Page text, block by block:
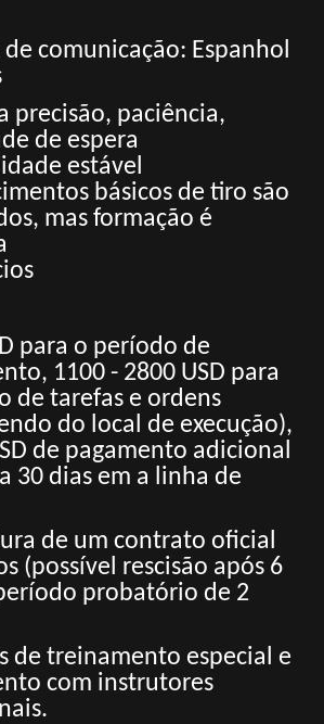
comunicação: Espanhol
precisão, paciência,
de espera
estável
básicos de tiro são
mas formação é
para o período de
1100 - 2800 USD para
de tarefas e ordens
do local de execução),
de pagamento adicional
30 dias em a linha de
de um contrato oficial
(possível rescisão após 6
probatório de 2
de treinamento especial e
com instrutores